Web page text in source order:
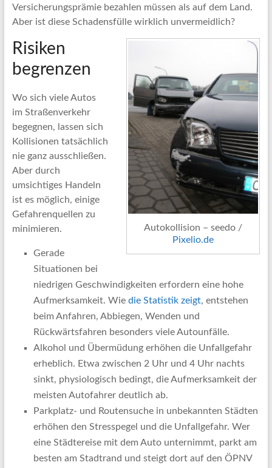
Versicherungsprämie bezahlen müssen als auf dem Land.
Aber ist diese Schadensfülle wirklich unvermeidlich?
Autokollision – seedo /
Pixelio.de
Risiken
begrenzen
Wo sich viele Autos
im Straßenverkehr
begegnen, lassen sich
Kollisionen tatsächlich
nie ganz ausschließen.
Aber durch
umsichtiges Handeln
ist es möglich, einige
Gefahrenquellen zu
minimieren.
Gerade
Situationen bei
niedrigen Geschwindigkeiten erfordern eine hohe
Aufmerksamkeit. Wie die Statistik zeigt, entstehen
beim Anfahren, Abbiegen, Wenden und
Rückwärtsfahren besonders viele Autounfälle.
Alkohol und Übermüdung erhöhen die Unfallgefahr
erheblich. Etwa zwischen 2 Uhr und 4 Uhr nachts
sinkt, physiologisch bedingt, die Aufmerksamkeit der
meisten Autofahrer deutlich ab.
Parkplatz- und Routensuche in unbekannten Städten
erhöhen den Stresspegel und die Unfallgefahr. Wer
eine Städtereise mit dem Auto unternimmt, parkt am
besten am Stadtrand und steigt dort auf den ÖPNV